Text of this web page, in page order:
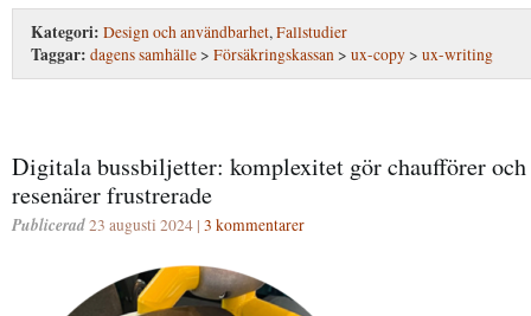
Kategori: Design och användbarhet, Fallstudier
Taggar: dagens samhälle > Försäkringskassan > ux-copy > ux-writing
Digitala bussbiljetter: komplexitet gör chaufförer och
resenärer frustrerade
Publicerad23 augusti 2024 | 3 kommentarer